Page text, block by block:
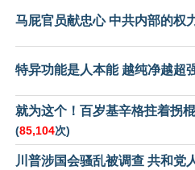
马屁官员献忠心 中共内部的权
特异功能是人本能 越纯净越超
就为这个！百岁基辛格拄着拐
(85,104次)
川普涉国会骚乱被调查 共和党